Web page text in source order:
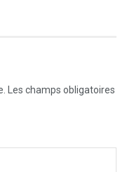
Les champs obligatoires